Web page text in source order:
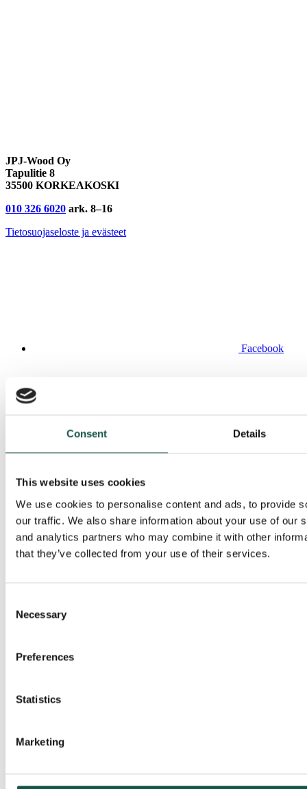
Consent Details
This website uses cookies
We use cookies to personalise content and ads, to provide
our traffic. We also share information about your use of our
and analytics partners who may combine it with other
that they’ve collected from your use of their services.
Selection
Necessary
Preferences
Statistics
Marketing
JPJ-Wood Oy
Tapulitie 8
35500 KORKEAKOSKI
010 326 6020 ark. 8–16
Tietosuojaseloste ja evästeet
Facebook
Youtube
Pohjoinen hankinta-alue
Bioenergia
Blogi
Yhteystiedot